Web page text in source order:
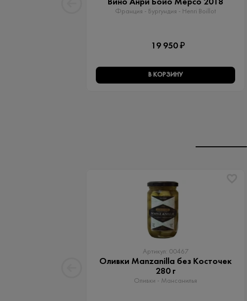
Вино Анри Бойо Мерсо 2018
Франция - Бургундия - Henri Boillot
19 950 ₽
В КОРЗИНУ
Артикул: 00467
Оливки Manzanilla без Косточек
280 г
Оливки - Мансанилья